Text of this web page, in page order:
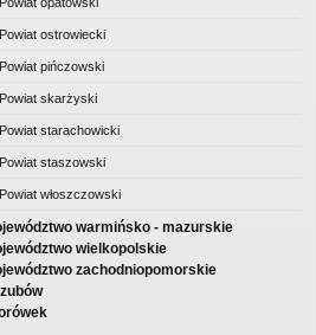
Powiat ostrowiecki
Powiat pińczowski
Powiat skarżyski
Powiat starachowicki
Powiat staszowski
Powiat włoszczowski
warmińsko - mazurskie
wielkopolskie
zachodniopomorskie